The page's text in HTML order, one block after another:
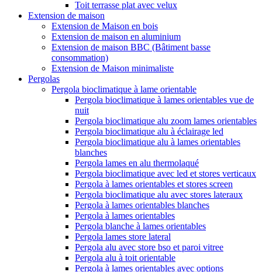
Toit terrasse plat avec velux
Extension de maison
Extension de Maison en bois
Extension de maison en aluminium
Extension de maison BBC (Bâtiment basse
consommation)
Extension de Maison minimaliste
Pergolas
Pergola bioclimatique à lame orientable
Pergola bioclimatique à lames orientables vue de
nuit
Pergola bioclimatique alu zoom lames orientables
Pergola bioclimatique alu à éclairage led
Pergola bioclimatique alu à lames orientables
blanches
Pergola lames en alu thermolaqué
Pergola bioclimatique avec led et stores verticaux
Pergola à lames orientables et stores screen
Pergola bioclimatique alu avec stores lateraux
Pergola à lames orientables blanches
Pergola à lames orientables
Pergola blanche à lames orientables
Pergola lames store lateral
Pergola alu avec store bso et paroi vitree
Pergola alu à toit orientable
Pergola à lames orientables avec options